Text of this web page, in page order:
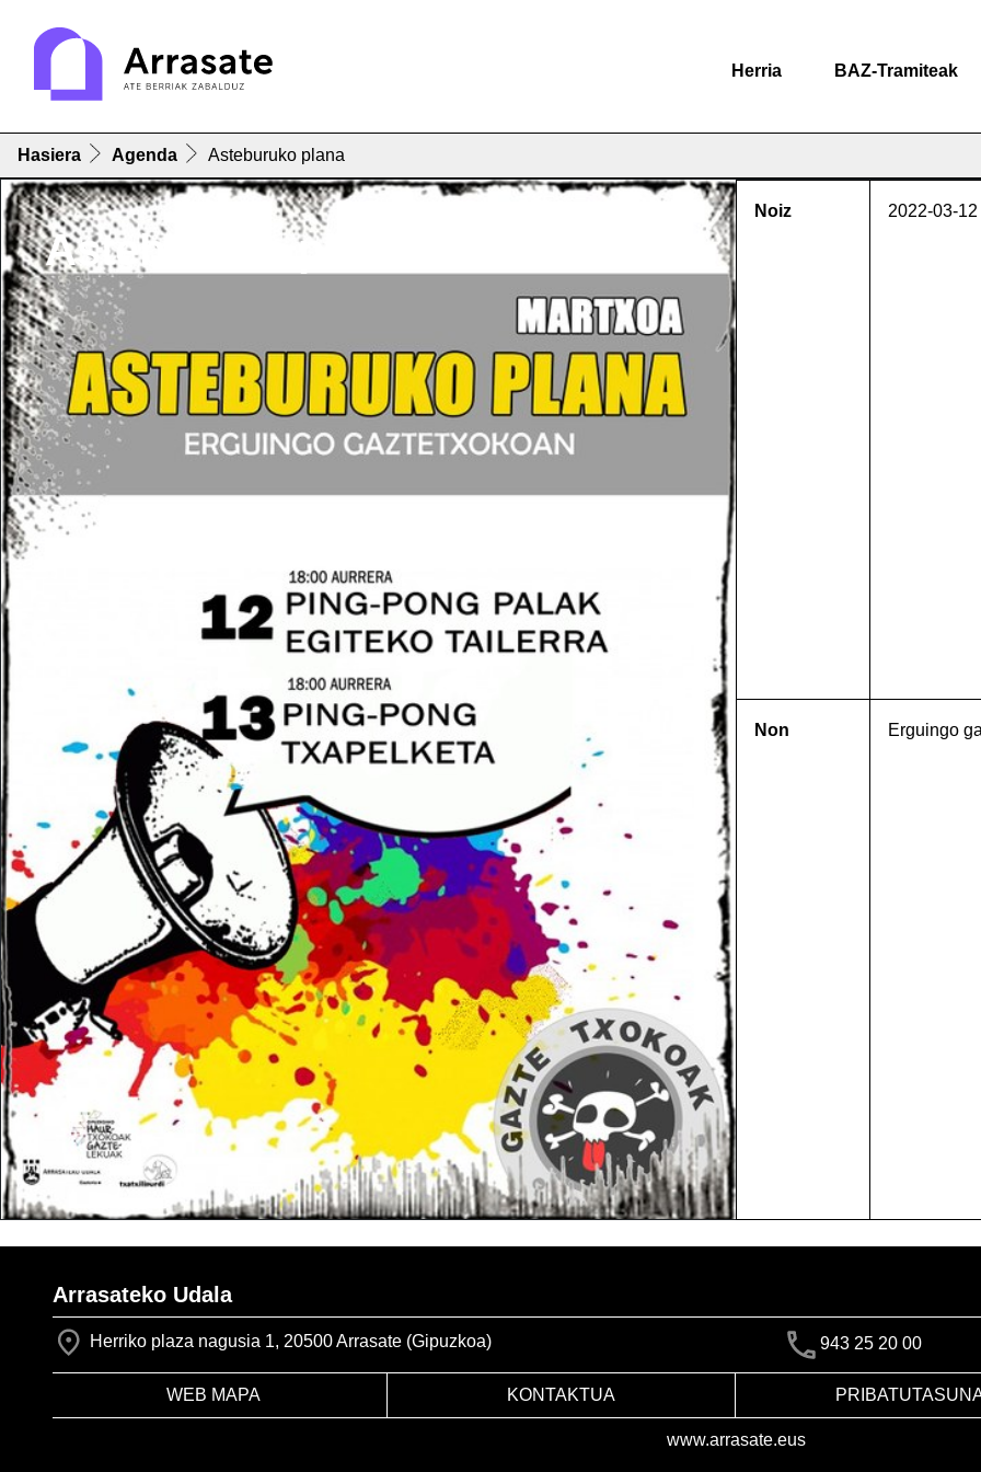
Herria BAZ-Tramiteak
Hasiera Agenda Asteburuko plana
Asteburuko plana
Noiz 2022-03-12
Non Erguingo
Arrasateko Udala
Herriko plaza nagusia 1, 20500 Arrasate (Gipuzkoa) 943 25 20 00
WEB MAPA KONTAKTUA
www.arrasate.eus